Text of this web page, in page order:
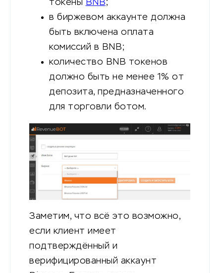
токены BNB;
в биржевом аккаунте должна
быть включена оплата
комиссий в BNB;
количество BNB токенов
должно быть не менее 1% от
депозита, предназначенного
для торговли ботом.
Заметим, что всё это возможно,
если клиент имеет
подтверждённый и
верифицированный аккаунт